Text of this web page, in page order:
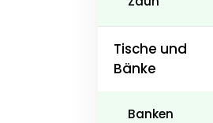
Tische und
Bänke
Banken